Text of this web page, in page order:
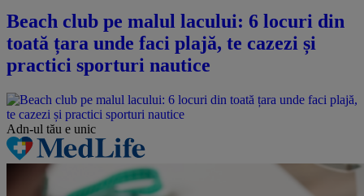
Beach club pe malul lacului: 6 locuri din
toată țara unde faci plajă, te cazezi și
practici sporturi nautice
Adn-ul tău e unic